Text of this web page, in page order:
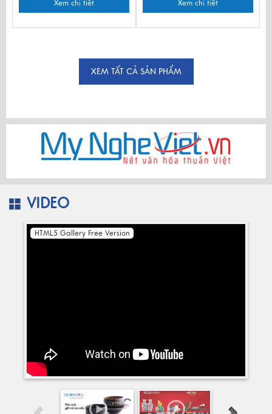
Xem chi tiết Xem chi tiết
XEM TẤT CẢ SẢN PHẨM
VIDEO
HTML5 Gallery Free Version